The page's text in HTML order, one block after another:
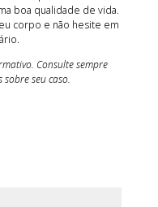
boa qualidade de vida.
corpo e não hesite em
Consulte sempre
seu caso.